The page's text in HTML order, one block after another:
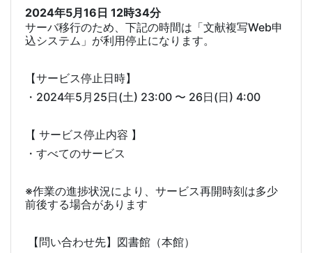
2024年5月16日 12時34分
サーバ移行のため、下記の時間は「文献複写Web申
込システム」が利用停止になります。
【サービス停止日時】
・2024年5月25日(土) 23:00 〜 26日(日) 4:00
【 サービス停止内容 】
・すべてのサービス
※作業の進捗状況により、サービス再開時刻は多少
前後する場合があります
【問い合わせ先】図書館（本館）